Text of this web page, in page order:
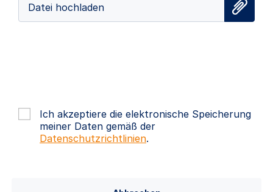
Datei hochladen
Ich akzeptiere die elektronische Speicherung
meiner Daten gemäß der
Datenschutzrichtlinien.